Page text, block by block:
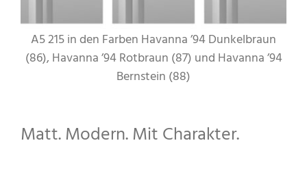
A5 215 in den Farben Havanna ’94 Dunkelbraun
(86), Havanna ’94 Rotbraun (87) und Havanna ’94
Bernstein (88)
Matt. Modern. Mit Charakter.